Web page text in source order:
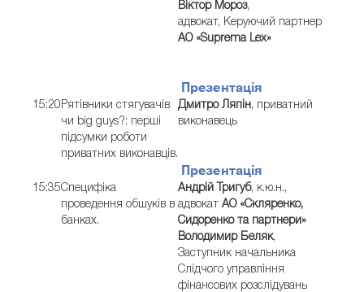
Віктор Мороз,
адвокат, Керуючий партнер
АО «Suprema Lex»
Презентація
15:20 Рятівники стягувачів
чи big guys?: перші
підсумки роботи
приватних виконавців.
Дмитро Ляпін, приватний
виконавець
Презентація
15:35Специфіка
проведення обшуків в
банках.
Андрій Тригуб, к.ю.н.,
адвокат АО «Скляренко,
Сидоренко та партнери»
Володимир Беляк,
Заступник начальника
Слідчого управління
фінансових розслідувань